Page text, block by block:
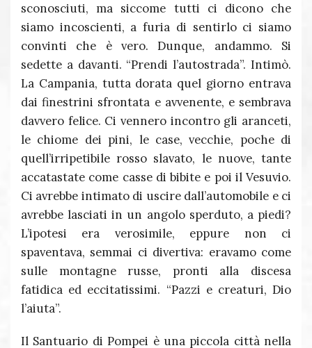
sconosciuti, ma siccome tutti ci dicono che
siamo incoscienti, a furia di sentirlo ci siamo
convinti che è vero. Dunque, andammo. Si
sedette a davanti. “Prendi l’autostrada”. Intimò.
La Campania, tutta dorata quel giorno entrava
dai finestrini sfrontata e avvenente, e sembrava
davvero felice. Ci vennero incontro gli aranceti,
le chiome dei pini, le case, vecchie, poche di
quell’irripetibile rosso slavato, le nuove, tante
accatastate come casse di bibite e poi il Vesuvio.
Ci avrebbe intimato di uscire dall’automobile e ci
avrebbe lasciati in un angolo sperduto, a piedi?
L’ipotesi era verosimile, eppure non ci
spaventava, semmai ci divertiva: eravamo come
sulle montagne russe, pronti alla discesa
fatidica ed eccitatissimi. “Pazzi e creaturi, Dio
l’aiuta”.
Il Santuario di Pompei è una piccola città nella